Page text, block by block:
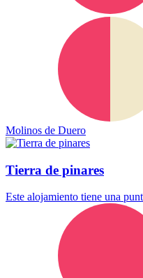
Molinos de Duero
Tierra de pinares
Este alojamiento tiene una